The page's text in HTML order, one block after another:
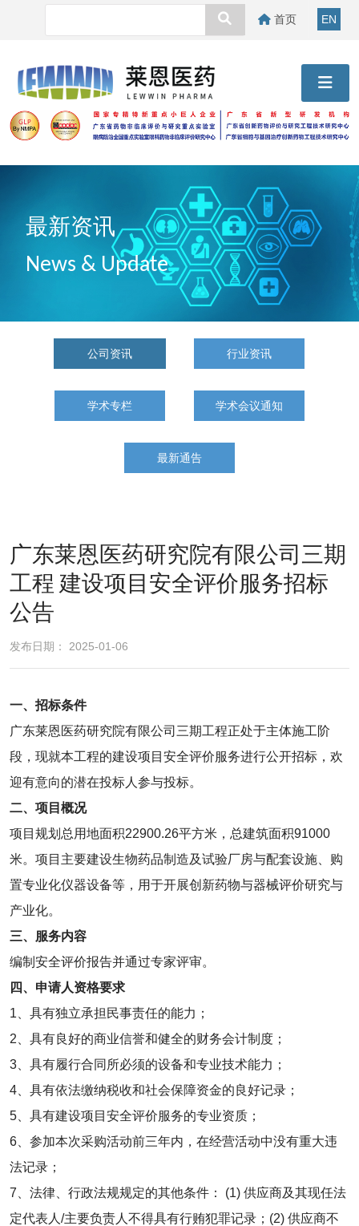
首页 EN
最新资讯
News & Update
公司资讯 行业资讯
学术专栏 学术会议通知
最新通告
广东莱恩医药研究院有限公司三期
工程 建设项目安全评价服务招标
公告
发布日期： 2025-01-06
一、招标条件
广东莱恩医药研究院有限公司三期工程正处于主体施工阶
段，现就本工程的建设项目安全评价服务进行公开招标，欢
迎有意向的潜在投标人参与投标。
二、项目概况
项目规划总用地面积22900.26平方米，总建筑面积91000
米。项目主要建设生物药品制造及试验厂房与配套设施、购
置专业化仪器设备等，用于开展创新药物与器械评价研究与
产业化。
三、服务内容
编制安全评价报告并通过专家评审。
四、申请人资格要求
1、具有独立承担民事责任的能力；
2、具有良好的商业信誉和健全的财务会计制度；
3、具有履行合同所必须的设备和专业技术能力；
4、具有依法缴纳税收和社会保障资金的良好记录；
5、具有建设项目安全评价服务的专业资质；
6、参加本次采购活动前三年内，在经营活动中没有重大违
法记录；
7、法律、行政法规规定的其他条件： (1) 供应商及其现任法
定代表人/主要负责人不得具有行贿犯罪记录；(2) 供应商不